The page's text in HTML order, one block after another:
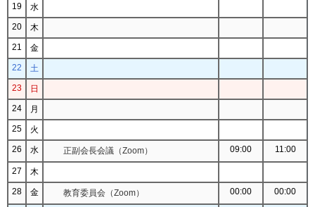
19
水
20
木
21
金
22
土
23
日
24
月
25
火
26
水 正副会長会議（Zoom） 09:00 11:00
27
木
28
金 教育委員会（Zoom） 00:00 00:00